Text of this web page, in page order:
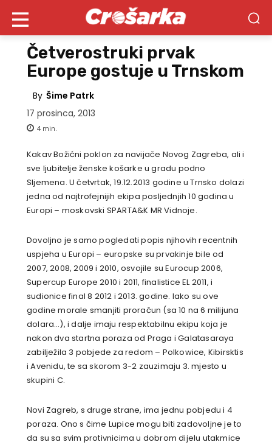
Četverostruki prvak
Europe gostuje u Trnskom
By Šime Patrk
17 prosinca, 2013
4 min.
Kakav Božićni poklon za navijače Novog Zagreba, ali i
sve ljubitelje ženske košarke u gradu podno
Sljemena. U četvrtak, 19.12.2013 godine u Trnsko dolazi
jedna od najtrofejnijih ekipa posljednjih 10 godina u
Europi – moskovski SPARTA&K MR Vidnoje.
Dovoljno je samo pogledati popis njihovih recentnih
uspjeha u Europi – europske su prvakinje bile od
2007, 2008, 2009 i 2010, osvojile su Eurocup 2006,
Supercup Europe 2010 i 2011, finalistice EL 2011, i
sudionice final 8 2012 i 2013. godine. Iako su ove
godine morale smanjiti proračun (sa 10 na 6 milijuna
dolara…), i dalje imaju respektabilnu ekipu koja je
nakon dva startna poraza od Praga i Galatasaraya
zabilježila 3 pobjede za redom – Polkowice, Kibirsktis
i Avenidu, te sa skorom 3-2 zauzimaju 3. mjesto u
skupini C.
Novi Zagreb, s druge strane, ima jednu pobjedu i 4
poraza. Ono s čime Lupice mogu biti zadovoljne je to
da su sa svim protivnicima u dobrom dijelu utakmice